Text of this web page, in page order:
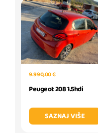
9.990,00 €
Peugeot 208 1.5hdi
SAZNAJ VIŠE